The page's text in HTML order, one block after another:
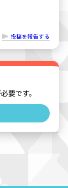
投稿を報告する
要です。